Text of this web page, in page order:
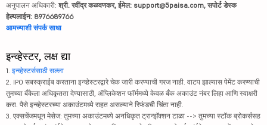
अनुपालन अधिकारी: श्री. रवींद्र कळवणकर, ईमेल: support@5paisa.com, सपोर्ट डेस्क
हेल्पलाईन: 8976689766
आमच्याशी संपर्क साधा
इन्व्हेस्टर, लक्ष द्या
1. इन्व्हेस्टर्ससाठी सल्ला
2. IPO सबस्क्राईब करताना इन्व्हेस्टरद्वारे चेक जारी करण्याची गरज नाही. वाटप झाल्यास पेमेंट करण्याची
तुमच्या बँकेला अधिकृतता देण्यासाठी, ॲप्लिकेशन फॉर्ममध्ये केवळ बँक अकाउंट नंबर लिहा आणि स्वाक्षरी
करा. पैसे इन्व्हेस्टरच्या अकाउंटमध्ये राहत असल्याने रिफंडची चिंता नाही.
3. एक्सचेंजमधून मेसेज: तुमच्या अकाउंटमध्ये अनधिकृत ट्रान्झॅक्शन टाळा --> तुमच्या स्टॉक ब्रोकर्ससह